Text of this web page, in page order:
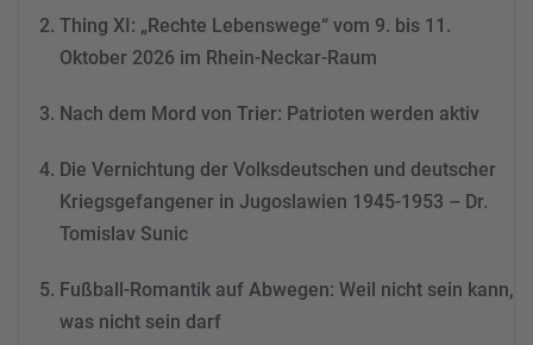
Mehr Informationen
Consent Management
&
Thing XI: „Rechte Lebenswege“ vom 9. bis 11.
Oktober 2026 im Rhein-Neckar-Raum
Nach dem Mord von Trier: Patrioten werden aktiv
Die Vernichtung der Volksdeutschen und deutscher
Kriegsgefangener in Jugoslawien 1945-1953 – Dr.
Tomislav Sunic
Fußball-Romantik auf Abwegen: Weil nicht sein kann,
was nicht sein darf